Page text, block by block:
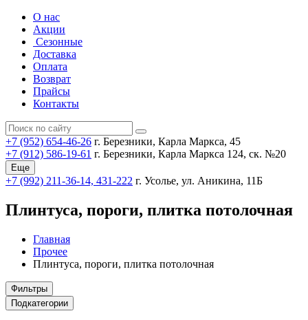
О нас
Акции
Сезонные
Доставка
Оплата
Возврат
Прайсы
Контакты
+7 (952) 654-46-26 г. Березники, Карла Маркса, 45
+7 (912) 586-19-61 г. Березники, Карла Маркса 124, ск. №20
Еще
+7 (992) 211-36-14, 431-222 г. Усолье, ул. Аникина, 11Б
Плинтуса, пороги, плитка потолочная
Главная
Прочее
Плинтуса, пороги, плитка потолочная
Фильтры
Подкатегории